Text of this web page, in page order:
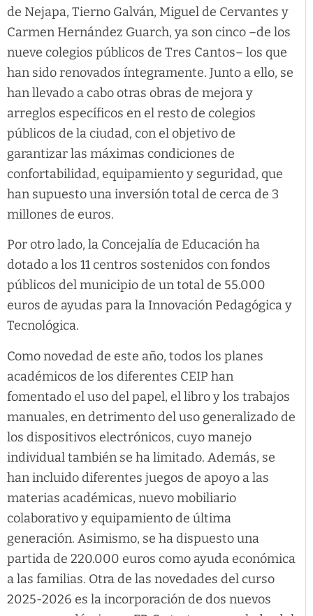
de Nejapa, Tierno Galván, Miguel de Cervantes y
Carmen Hernández Guarch, ya son cinco –de los
nueve colegios públicos de Tres Cantos– los que
han sido renovados íntegramente. Junto a ello, se
han llevado a cabo otras obras de mejora y
arreglos específicos en el resto de colegios
públicos de la ciudad, con el objetivo de
garantizar las máximas condiciones de
confortabilidad, equipamiento y seguridad, que
han supuesto una inversión total de cerca de 3
millones de euros.
Por otro lado, la Concejalía de Educación ha
dotado a los 11 centros sostenidos con fondos
públicos del municipio de un total de 55.000
euros de ayudas para la Innovación Pedagógica y
Tecnológica.
Como novedad de este año, todos los planes
académicos de los diferentes CEIP han
fomentado el uso del papel, el libro y los trabajos
manuales, en detrimento del uso generalizado de
los dispositivos electrónicos, cuyo manejo
individual también se ha limitado. Además, se
han incluido diferentes juegos de apoyo a las
materias académicas, nuevo mobiliario
colaborativo y equipamiento de última
generación. Asimismo, se ha dispuesto una
partida de 220.000 euros como ayuda económica
a las familias. Otra de las novedades del curso
2025-2026 es la incorporación de dos nuevos